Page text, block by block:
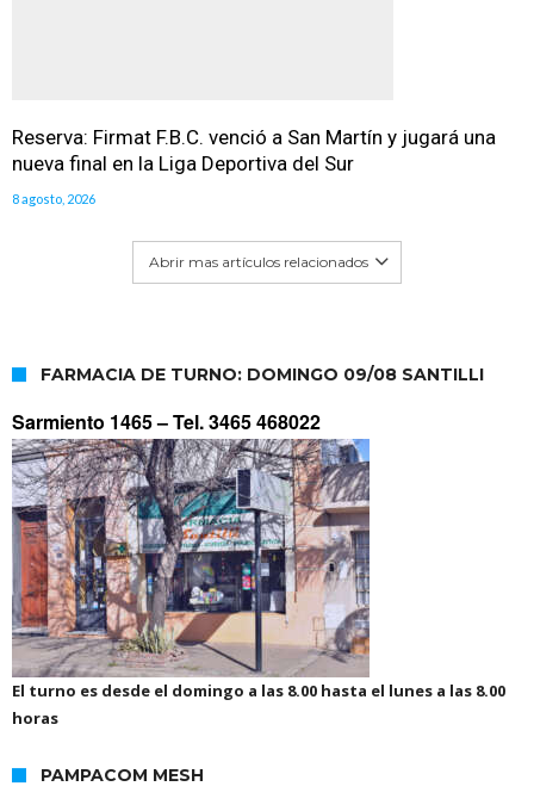
Reserva: Firmat F.B.C. venció a San Martín y jugará una
nueva final en la Liga Deportiva del Sur
8 agosto, 2026
Abrir mas artículos relacionados
FARMACIA DE TURNO: DOMINGO 09/08 SANTILLI
Sarmiento 1465 –Tel. 3465 468022
El turno es desde el domingo a las 8.00 hasta el lunes a las 8.00
horas
PAMPACOM MESH